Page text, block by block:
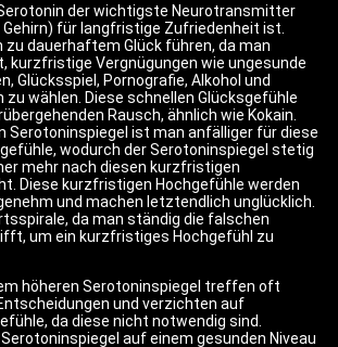
der wichtigste Neurotransmitter
für langfristige Zufriedenheit ist.
zu dauerhaftem Glück führen, da man
kurzfristige Vergnügungen wie ungesunde
Glücksspiel, Pornografie, Alkohol und
zu wählen. Diese schnellen Glücksgefühle
Rausch, ähnlich wie Kokain.
Serotoninspiegel ist man anfälliger für diese
wodurch der Serotoninspiegel stetig
mehr nach diesen kurzfristigen
Diese kurzfristigen Hochgefühle werden
und machen letztendlich unglücklich.
da man ständig die falschen
um ein kurzfristiges Hochgefühl zu
höheren Serotoninspiegel treffen oft
und verzichten auf
da diese nicht notwendig sind.
auf einem gesunden Niveau